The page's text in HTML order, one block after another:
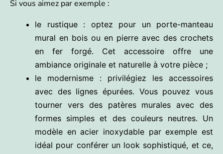
Si vous aimez par exemple :
le rustique : optez pour un porte-manteau
mural en bois ou en pierre avec des crochets
en fer forgé. Cet accessoire offre une
ambiance originale et naturelle à votre pièce ;
le modernisme : privilégiez les accessoires
avec des lignes épurées. Vous pouvez vous
tourner vers des patères murales avec des
formes simples et des couleurs neutres. Un
modèle en acier inoxydable par exemple est
idéal pour conférer un look sophistiqué, et ce,